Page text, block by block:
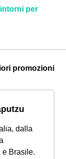
per
promozioni
dalla
e Brasile.